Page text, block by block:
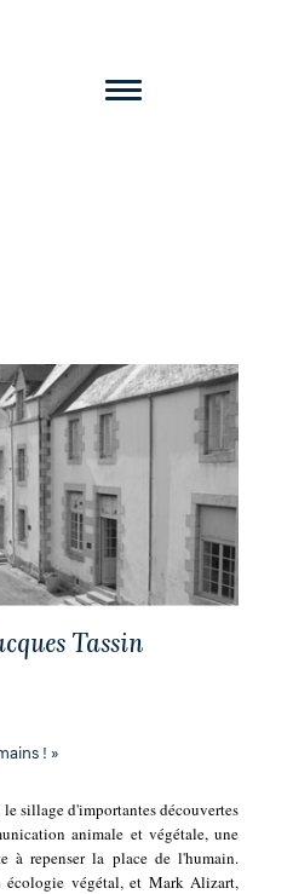
Toggle
Tassin
! »
le sillage d'importantes découvertes
animale et végétale, une
à repenser la place de l'humain.
écologie végétal, et Mark Alizart,